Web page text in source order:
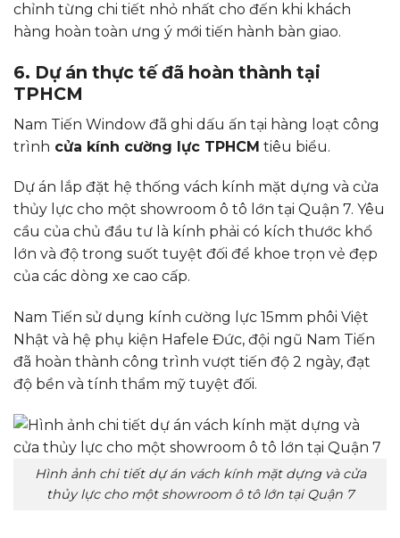
chỉnh từng chi tiết nhỏ nhất cho đến khi khách
hàng hoàn toàn ưng ý mới tiến hành bàn giao.
6. Dự án thực tế đã hoàn thành tại
TPHCM
Nam Tiến Window đã ghi dấu ấn tại hàng loạt công
trình cửa kính cường lực TPHCM tiêu biểu.
Dự án lắp đặt hệ thống vách kính mặt dựng và cửa
thủy lực cho một showroom ô tô lớn tại Quận 7. Yêu
cầu của chủ đầu tư là kính phải có kích thước khổ
lớn và độ trong suốt tuyệt đối để khoe trọn vẻ đẹp
của các dòng xe cao cấp.
Nam Tiến sử dụng kính cường lực 15mm phôi Việt
Nhật và hệ phụ kiện Hafele Đức, đội ngũ Nam Tiến
đã hoàn thành công trình vượt tiến độ 2 ngày, đạt
độ bền và tính thẩm mỹ tuyệt đối.
Hình ảnh chi tiết dự án vách kính mặt dựng và cửa
thủy lực cho một showroom ô tô lớn tại Quận 7